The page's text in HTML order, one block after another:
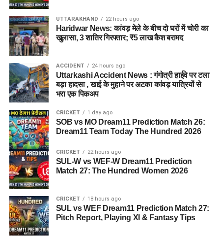
UTTARAKHAND 22 hours ago
Haridwar News: कांवड़ मेले के बीच दो घरों में चोरी का
खुलासा, 3 शातिर गिरफ्तार; ₹5 लाख कैश बरामद
ACCIDENT 24 hours ago
Uttarkashi Accident News : गंगोत्री हाईवे पर टला
बड़ा हादसा , खाई के मुहाने पर अटका कांवड़ यात्रियों से
भरा एक पिकअप
CRICKET 1 day ago
SOB vs MO Dream11 Prediction Match 26:
Dream11 Team Today The Hundred 2026
CRICKET 22 hours ago
SUL-W vs WEF-W Dream11 Prediction
Match 27: The Hundred Women 2026
CRICKET 18 hours ago
SUL vs WEF Dream11 Prediction Match 27:
Pitch Report, Playing XI & Fantasy Tips